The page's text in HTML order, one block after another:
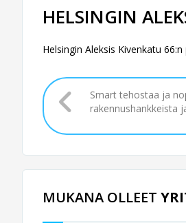
HELSINGIN
Helsingin Aleksis Kivenkatu
Smart tehostaa ja
rakennushankkeista
MUKANA OLLEET